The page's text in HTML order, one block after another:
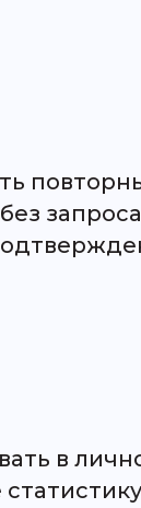
в